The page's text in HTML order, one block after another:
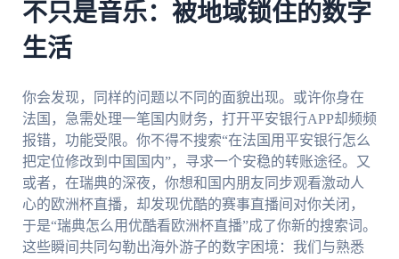
不只是音乐：被地域锁住的数字
生活
你会发现，同样的问题以不同的面貌出现。或许你身在
法国，急需处理一笔国内财务，打开平安银行APP却频频
报错，功能受限。你不得不搜索“在法国用平安银行怎么
把定位修改到中国国内”，寻求一个安稳的转账途径。又
或者，在瑞典的深夜，你想和国内朋友同步观看激动人
心的欧洲杯直播，却发现优酷的赛事直播间对你关闭，
于是“瑞典怎么用优酷看欧洲杯直播”成了你新的搜索词。
这些瞬间共同勾勒出海外游子的数字困境：我们与熟悉